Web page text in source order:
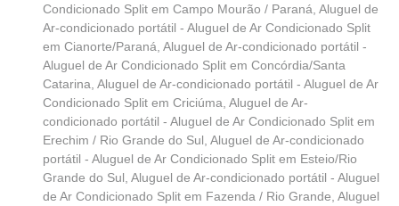
Condicionado Split em Campo Mourão / Paraná Aluguel de
Ar-condicionado portátil - Aluguel de Ar Condicionado Split
em Cianorte/Paraná Aluguel de Ar-condicionado portátil -
Aluguel de Ar Condicionado Split em Concórdia/Santa
Catarina Aluguel de Ar-condicionado portátil - Aluguel de Ar
Condicionado Split em Criciúma Aluguel de Ar-
condicionado portátil - Aluguel de Ar Condicionado Split em
Erechim / Rio Grande do Sul Aluguel de Ar-condicionado
portátil - Aluguel de Ar Condicionado Split em Esteio/Rio
Grande do Sul Aluguel de Ar-condicionado portátil - Aluguel
de Ar Condicionado Split em Fazenda / Rio Grande Aluguel